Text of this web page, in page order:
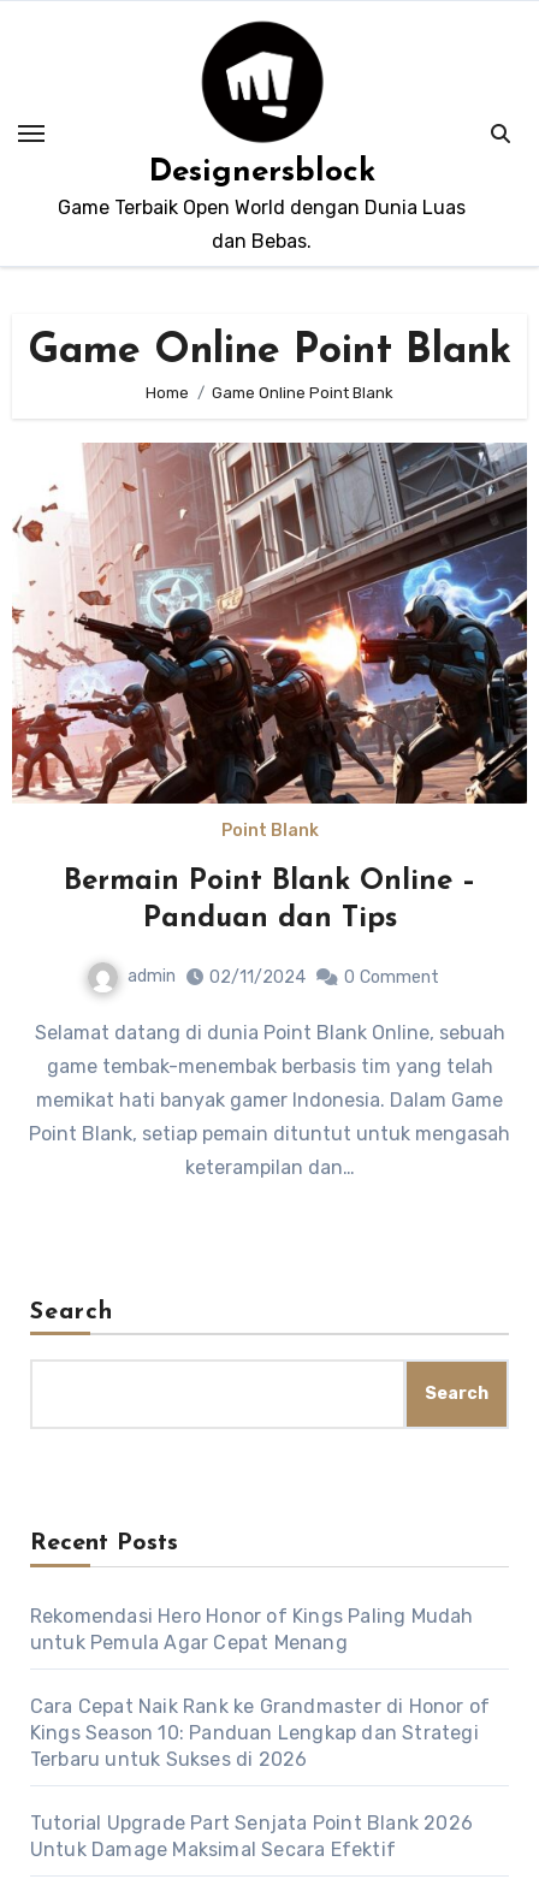
Designersblock
Game Terbaik Open World dengan Dunia Luas
dan Bebas.
Game Online Point Blank
Home Game Online Point Blank
Point Blank
Bermain Point Blank Online –
Panduan dan Tips
admin 02/11/2024 0 Comment
Selamat datang di dunia Point Blank Online, sebuah
game tembak-menembak berbasis tim yang telah
memikat hati banyak gamer Indonesia. Dalam Game
Point Blank, setiap pemain dituntut untuk mengasah
keterampilan dan…
Search
Search
Recent Posts
Rekomendasi Hero Honor of Kings Paling Mudah
untuk Pemula Agar Cepat Menang
Cara Cepat Naik Rank ke Grandmaster di Honor of
Kings Season 10: Panduan Lengkap dan Strategi
Terbaru untuk Sukses di 2026
Tutorial Upgrade Part Senjata Point Blank 2026
Untuk Damage Maksimal Secara Efektif